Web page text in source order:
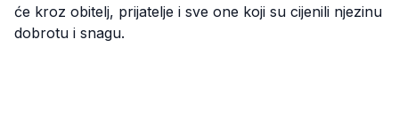
će kroz obitelj, prijatelje i sve one koji su cijenili njezinu
dobrotu i snagu.